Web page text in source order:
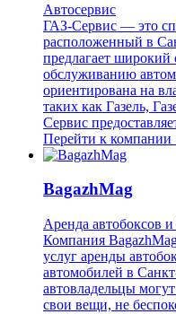
Автосервис
ГАЗ-Сервис — это
расположенный в
предлагает широкий
обслуживанию
ориентирована на
таких как Газель,
Сервис
Перейти к
BagazhMag
Аренда автобоксов
Компания
услуг аренды
автомобилей в
автовладельцы
свои вещи, не